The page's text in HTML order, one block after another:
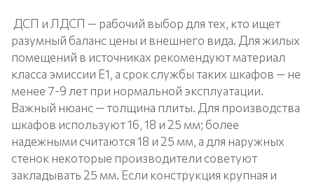
ДСП и ЛДСП — рабочий выбор для тех, кто ищет
разумный баланс цены и внешнего вида. Для жилых
помещений в источниках рекомендуют материал
класса эмиссии Е1, а срок службы таких шкафов — не
менее 7-9 лет при нормальной эксплуатации.
Важный нюанс — толщина плиты. Для производства
шкафов используют 16, 18 и 25 мм; более
надежными считаются 18 и 25 мм, а для наружных
стенок некоторые производители советуют
закладывать 25 мм. Если конструкция крупная и